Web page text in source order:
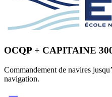
OCQP + CAPITAINE
Commandement de navires
navigation.